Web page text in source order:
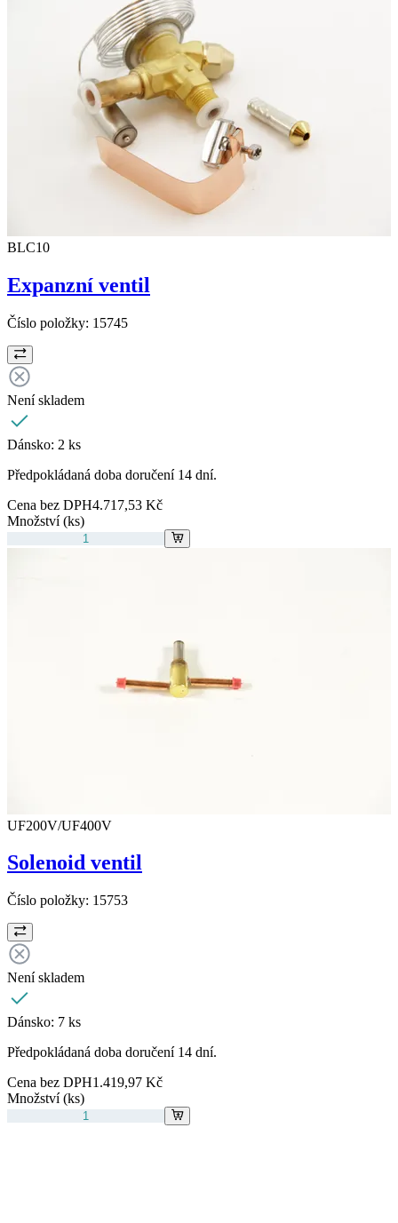
BLC10
Expanzní ventil
Číslo položky: 15745
Není skladem
Dánsko: 2 ks
Předpokládaná doba doručení 14 dní.
Cena bez DPH4.717,53 Kč
Množství (ks)
UF200V/UF400V
Solenoid ventil
Číslo položky: 15753
Není skladem
Dánsko: 7 ks
Předpokládaná doba doručení 14 dní.
Cena bez DPH1.419,97 Kč
Množství (ks)